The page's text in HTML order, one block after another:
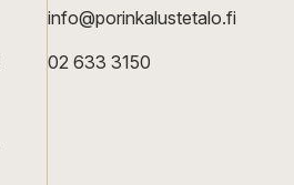
info@porinkalustetalo.fi
02 633 3150